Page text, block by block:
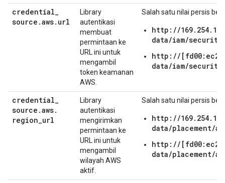
credential_
source .aws. url
Library
autentikasi
membuat
permintaan ke
URL ini untuk
mengambil
token keamanan
AWS.
Salah satu nilai persis
http://
data/iam/
http://
data/iam/
credential_
source .aws.
region_url
Library
autentikasi
mengirimkan
permintaan ke
URL ini untuk
mengambil
wilayah AWS
aktif.
Salah satu nilai persis
http://
data/placement/
http://
data/placement/